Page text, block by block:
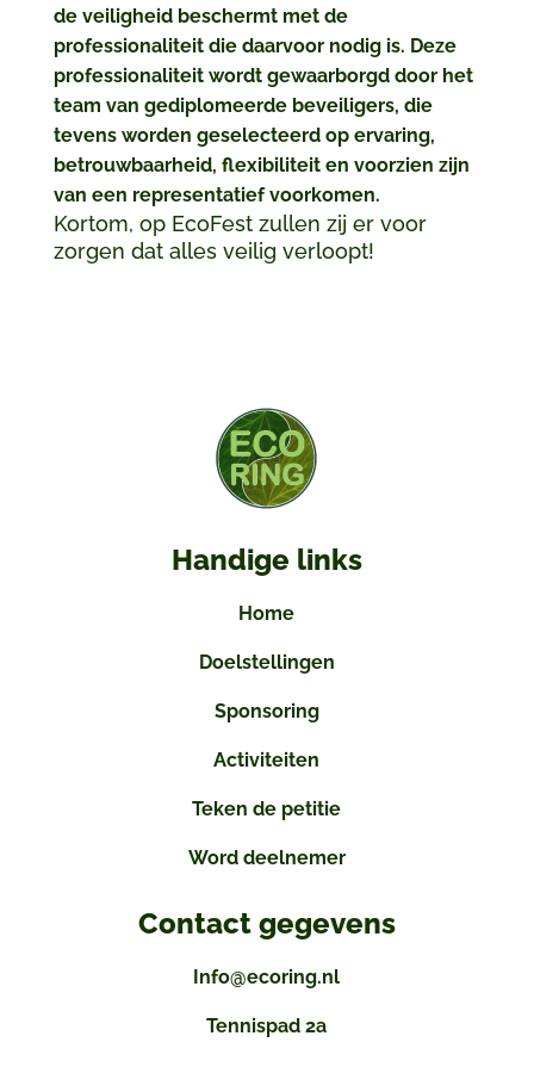
de veiligheid beschermt met de
professionaliteit die daarvoor nodig is. Deze
professionaliteit wordt gewaarborgd door het
team van gediplomeerde beveiligers, die
tevens worden geselecteerd op ervaring,
betrouwbaarheid, flexibiliteit en voorzien zijn
van een representatief voorkomen.
Kortom, op EcoFest zullen zij er voor
zorgen dat alles veilig verloopt!
Handige links
Home
Doelstellingen
Sponsoring
Activiteiten
Teken de petitie
Word deelnemer
Contact gegevens
Info@ecoring.nl
Tennispad 2a